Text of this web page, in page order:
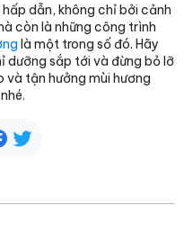
dẫn, không chỉ bởi cảnh
còn là những công trình
là một trong số đó. Hãy
dưỡng sắp tới và đừng bỏ lỡ
tận hưởng mùi hương